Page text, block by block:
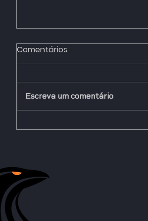
Manifesto Crows IA —
Comentários
Escreva um comentário